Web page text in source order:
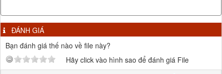
ĐÁNH GIÁ
Bạn đánh giá thế nào về file này?
Hãy click vào hình sao để đánh giá File